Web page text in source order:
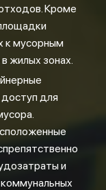
Кроме
к мусорным
жилых зонах.
для
и